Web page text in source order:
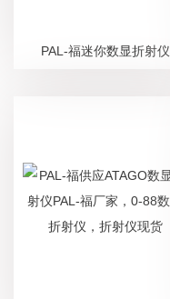
PAL-福迷你数显折射仪